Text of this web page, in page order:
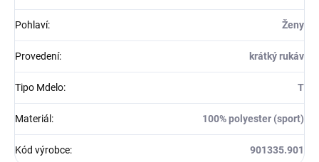
Pohlaví: Ženy
Provedení: krátký rukáv
Tipo Mdelo: T
Materiál : 100% polyester (sport)
Kód výrobce: 901335.901